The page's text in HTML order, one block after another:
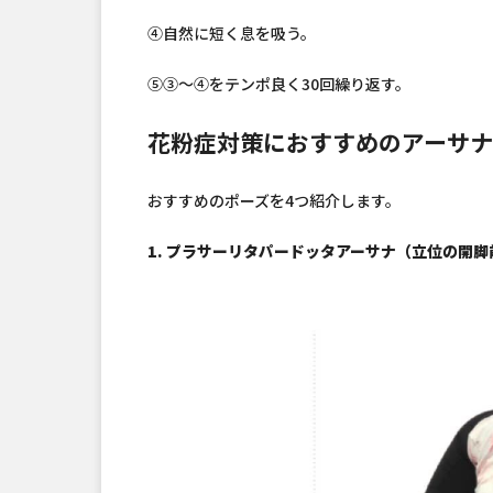
④自然に短く息を吸う。
⑤③〜④をテンポ良く30回繰り返す。
花粉症対策におすすめのアーサナ
おすすめのポーズを4つ紹介します。
1. プラサーリタパードッタアーサナ（立位の開